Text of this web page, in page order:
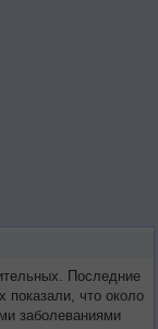
Последние
показали, что около
заболеваниями